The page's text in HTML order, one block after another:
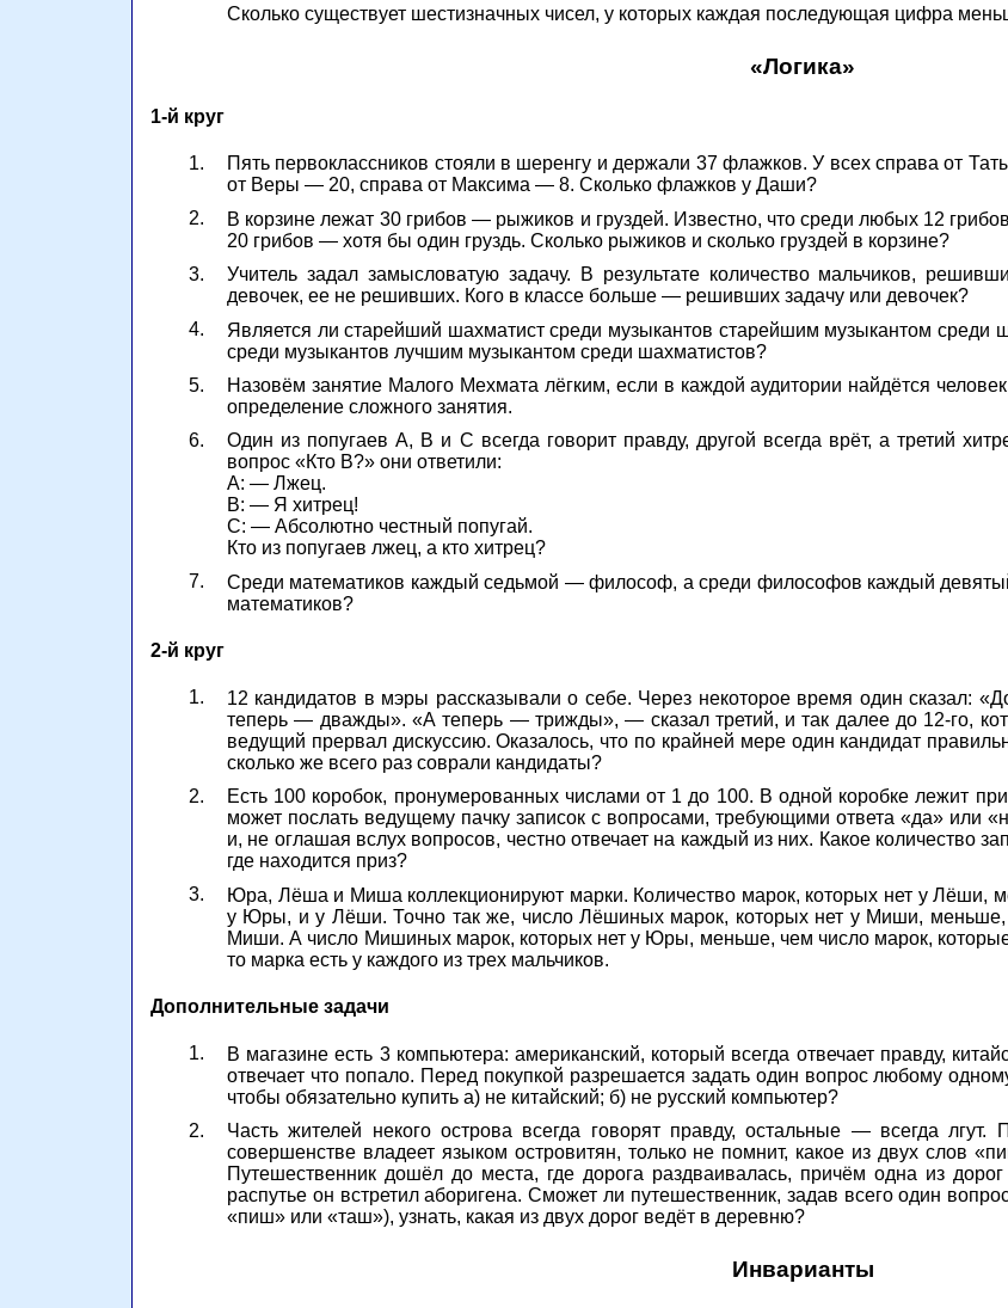
Сколько существует шестизначных чисел, у которых каждая последующая цифра
«Логика»
1-й круг
1.
Пять первоклассников стояли в шеренгу и держали 37 флажков. У всех справа от
от Веры — 20, справа от Максима — 8. Сколько флажков у Даши?
2.
В корзине лежат 30 грибов — рыжиков и груздей. Известно, что среди любых 12
20 грибов — хотя бы один груздь. Сколько рыжиков и сколько груздей в корзине?
3.
Учитель задал замысловатую задачу. В результате количество мальчиков,
девочек, ее не решивших. Кого в классе больше — решивших задачу или девочек?
4.
Является ли старейший шахматист среди музыкантов старейшим музыкантом среди
среди музыкантов лучшим музыкантом среди шахматистов?
5.
Назовём занятие Малого Мехмата лёгким, если в каждой аудитории найдётся
определение сложного занятия.
6.
Один из попугаев А, В и С всегда говорит правду, другой всегда врёт, а третий
вопрос «Кто В?» они ответили:
А: — Лжец.
В: — Я хитрец!
С: — Абсолютно честный попугай.
Кто из попугаев лжец, а кто хитрец?
7.
Среди математиков каждый седьмой — философ, а среди философов каждый
математиков?
2-й круг
1.
12 кандидатов в мэры рассказывали о себе. Через некоторое время один сказал:
теперь — дважды». «А теперь — трижды», — сказал третий, и так далее до 12-го,
ведущий прервал дискуссию. Оказалось, что по крайней мере один кандидат
сколько же всего раз соврали кандидаты?
2.
Есть 100 коробок, пронумерованных числами от 1 до 100. В одной коробке лежит
может послать ведущему пачку записок с вопросами, требующими ответа «да» или
и, не оглашая вслух вопросов, честно отвечает на каждый из них. Какое количество
где находится приз?
3.
Юра, Лёша и Миша коллекционируют марки. Количество марок, которых нет у Лёши,
у Юры, и у Лёши. Точно так же, число Лёшиных марок, которых нет у Миши,
Миши. А число Мишиных марок, которых нет у Юры, меньше, чем число марок,
то марка есть у каждого из трех мальчиков.
Дополнительные задачи
1.
В магазине есть 3 компьютера: американский, который всегда отвечает правду,
отвечает что попало. Перед покупкой разрешается задать один вопрос любому
чтобы обязательно купить а) не китайский; б) не русский компьютер?
2.
Часть жителей некого острова всегда говорят правду, остальные — всегда лгут.
совершенстве владеет языком островитян, только не помнит, какое из двух слов
Путешественник дошёл до места, где дорога раздваивалась, причём одна из
распутье он встретил аборигена. Сможет ли путешественник, задав всего один
«пиш» или «таш»), узнать, какая из двух дорог ведёт в деревню?
Инварианты